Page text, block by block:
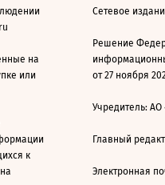
на
или
к
Сетевое
Решение
от 27 ноября
Учредитель:
Главный
Электронная